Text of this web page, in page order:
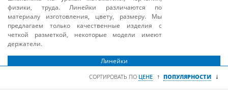
физики, труда. Линейки различаются по
материалу изготовления, цвету, размеру. Мы
предлагаем только качественные изделия с
четкой разметкой, некоторые модели имеют
держатели.
Линейки
СОРТИРОВАТЬ ПО ЦЕНЕ ↑ ПОПУЛЯРНОСТИ ↓